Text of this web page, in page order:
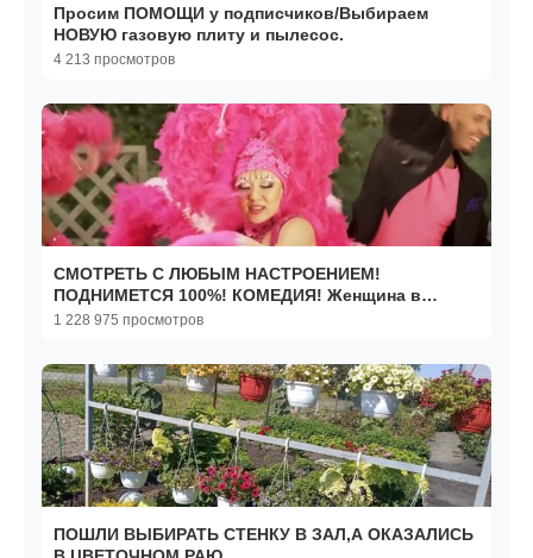
Просим ПОМОЩИ у подписчиков/Выбираем
НОВУЮ газовую плиту и пылесос.
4 213 просмотров
СМОТРЕТЬ С ЛЮБЫМ НАСТРОЕНИЕМ!
ПОДНИМЕТСЯ 100%! КОМЕДИЯ! Женщина в
состоянии развода с Будько! Сваты
1 228 975 просмотров
ПОШЛИ ВЫБИРАТЬ СТЕНКУ В ЗАЛ,А ОКАЗАЛИСЬ